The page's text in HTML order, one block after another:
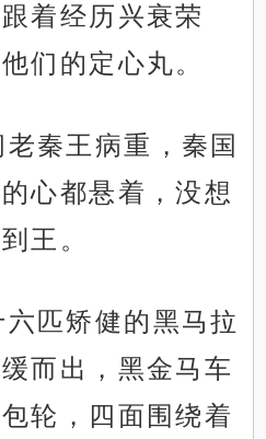
着经历兴衰荣
们的定心丸。
秦王病重，秦国
心都悬着，没想
王。
匹矫健的黑马拉
而出，黑金马车
轮，四面围绕着